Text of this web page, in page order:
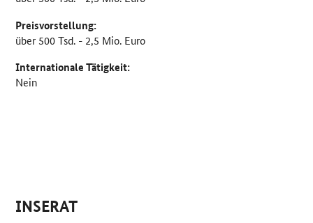
Preisvorstellung:
über 500 Tsd. - 2,5 Mio. Euro
Internationale Tätigkeit:
Nein
INSERAT